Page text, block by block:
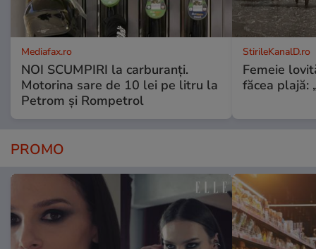
Mediafax.ro
NOI SCUMPIRI la carburanți.
Motorina sare de 10 lei pe litru la
Petrom și Rompetrol
StirileKanalD.ro
Femeie
făcea plajă:
PROMO